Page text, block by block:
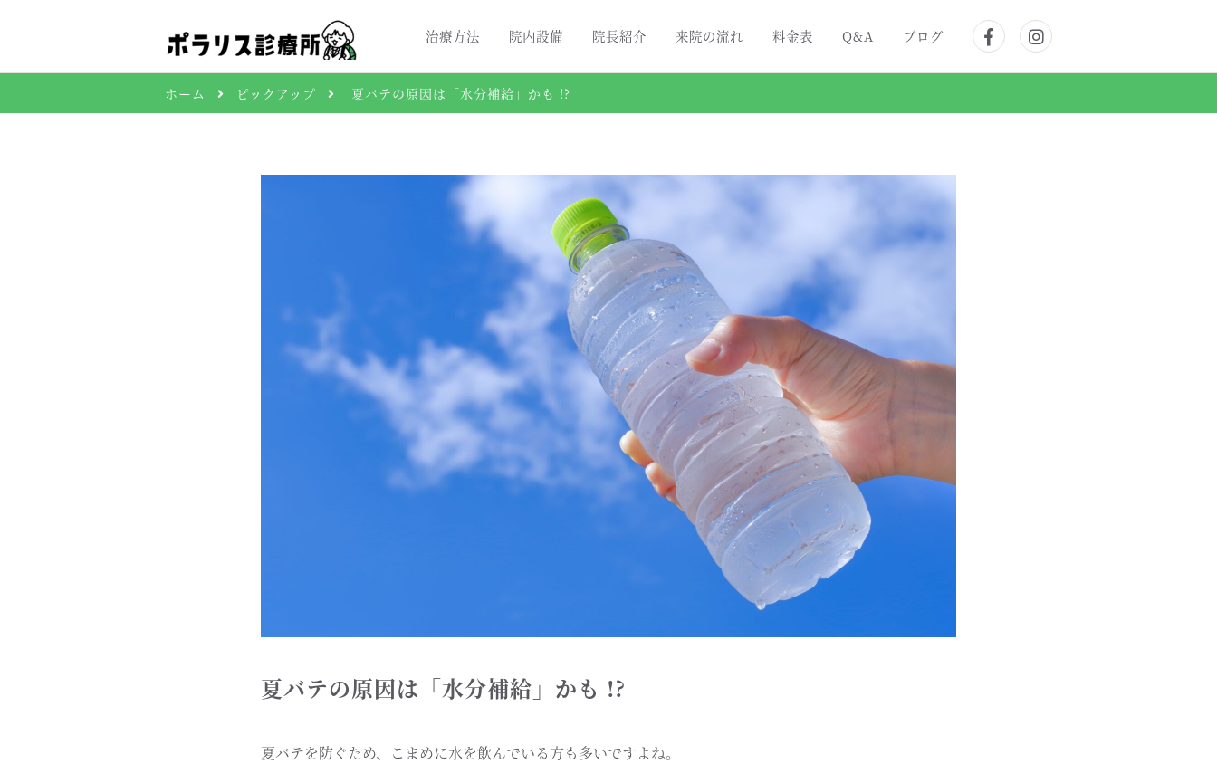
治療方法 院内設備 院長紹介 来院の流れ 料金表 Q&A ブログ
ホーム ピックアップ 夏バテの原因は「水分補給」かも !?
夏バテの原因は「水分補給」かも !?
夏バテを防ぐため、こまめに水を飲んでいる方も多いですよね。